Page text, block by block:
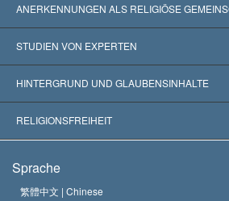
ANERKENNUNGEN ALS RELIGIÖSE
Vereinigte Staaten von Amerika
Weltweite Anerkennungen
Wegweisende Entscheidungen
STUDIEN VON EXPERTEN
Gutachten nach Kategorie
Die weltweit führenden Experten
HINTERGRUND UND GLAUBENSINHALTE
L. Ron Hubbard
Das Glaubensbekenntnis der Scientology
RELIGIONSFREIHEIT
Internationale Menschenrechtsnormen
Sprache
繁體中文 | Chinese